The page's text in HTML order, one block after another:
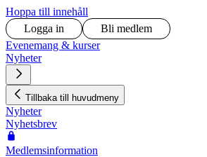
Hoppa till innehåll
Logga in
Bli medlem
Evenemang & kurser
Nyheter
Tillbaka till huvudmeny
Nyheter
Nyhetsbrev
Medlemsinformation